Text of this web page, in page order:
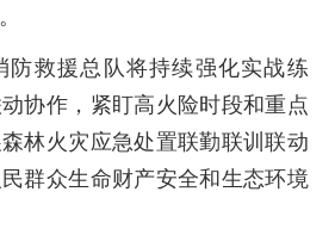
救援总队将持续强化实战练
协作，紧盯高火险时段和重点
林火灾应急处置联勤联训联动
群众生命财产安全和生态环境